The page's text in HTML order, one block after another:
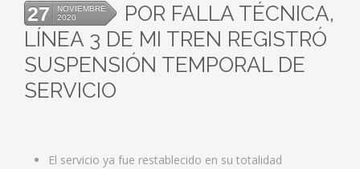
27
NOVIEMBRE
2020
POR FALLA TÉCNICA,
LÍNEA 3 DE MI TREN REGISTRÓ
SUSPENSIÓN TEMPORAL DE
SERVICIO
El servicio ya fue restablecido en su totalidad